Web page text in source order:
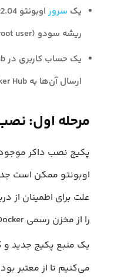
یک سرور
ریشه سودو (sudo non-root user) و یک فایروال
ارسال آن‌ها به Docker Hub
مرحله اول:
اوبونتو ممکن است
علت برای اطمینان از
یک منبع پکیج جدید و
می‌کنیم تا از معتبر